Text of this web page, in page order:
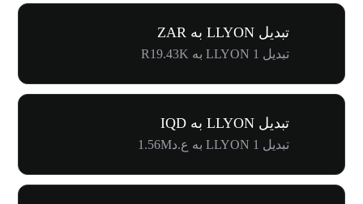
تبدیل LLYON به ZAR
تبدیل 1 LLYON به R19.43K
تبدیل LLYON به IQD
تبدیل 1 LLYON به ع.د1.56M